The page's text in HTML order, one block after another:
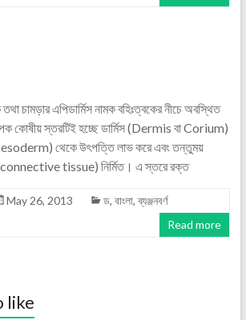
চামড়ার এপিডার্মিস নামক বহিঃত্বকের নীচে অবস্থিত
কোষীয় স্তরটিই হচ্ছে ডার্মিস (Dermis বা Corium)
থেকে উৎপত্তি লাভ করে এবং তন্তুময়
tissue) নির্মিত। এ স্তরে রক্ত
May 26, 2013 ড, বাংলা,ব্যঞ্জনবর্ণ
Read more
like